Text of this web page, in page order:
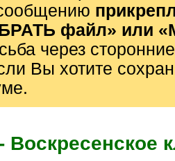
файл» или
через
Вы хотите
Воскресенское